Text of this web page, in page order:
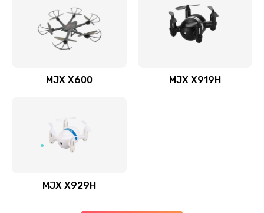
MJX X600 MJX X919H
MJX X929H